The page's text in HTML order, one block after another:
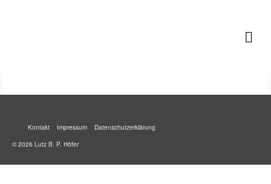
Kontakt Impressum
Datenschutzerklärung
© 2026 Lutz B. P. Höfer